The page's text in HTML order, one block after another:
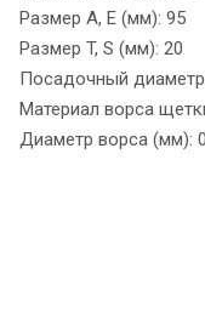
Размер A, E (мм): 95
Размер T, S (мм): 20
Посадочный
Материал ворса
Диаметр ворса (мм):